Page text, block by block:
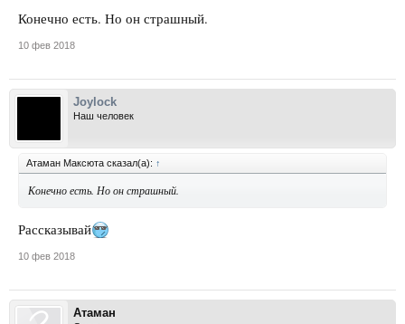
Конечно есть. Но он страшный.
10 фев 2018
Joylock
Наш человек
Атаман Максюта сказал(а): ↑
Конечно есть. Но он страшный.
Рассказывай
10 фев 2018
Атаман